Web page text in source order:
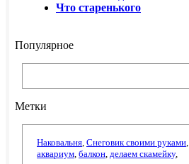
Что старенького
Популярное
Метки
Наковальня, Снеговик своими руками,
аквариум, балкон, делаем скамейку,